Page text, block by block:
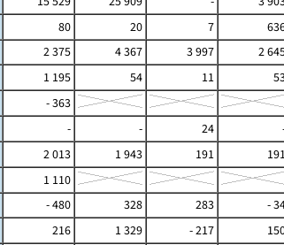
80 20 7
2 375 4 367 3 997 2
1 195 54 11
- 363
- - 24
2 013 1 943 191
1 110
- 480 328 283 -
216 1 329 - 217